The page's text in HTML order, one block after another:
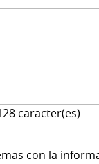
caracter(es)
con la